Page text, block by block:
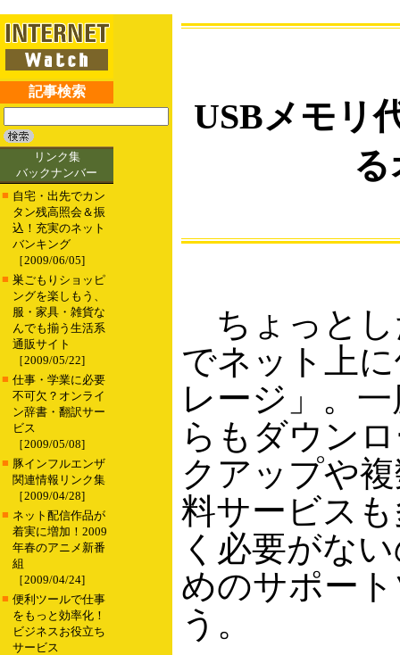
記事検索
リンク集
バックナンバー
■ 自宅・出先でカン
タン残高照会＆振
込！充実のネット
バンキング
［2009/06/05]
■ 巣ごもりショッピ
ングを楽しもう、
服・家具・雑貨な
んでも揃う生活系
通販サイト
［2009/05/22]
■ 仕事・学業に必要
不可欠？オンライ
ン辞書・翻訳サー
ビス
［2009/05/08]
■ 豚インフルエンザ
関連情報リンク集
［2009/04/28]
■ ネット配信作品が
着実に増加！2009
年春のアニメ新番
組
［2009/04/24]
■ 便利ツールで仕事
をもっと効率化！
ビジネスお役立ち
サービス
USBメモリ
ちょっとし
でネット上
レージ」。
らもダウン
クアップや
料サービス
く必要がな
めのサポー
う。